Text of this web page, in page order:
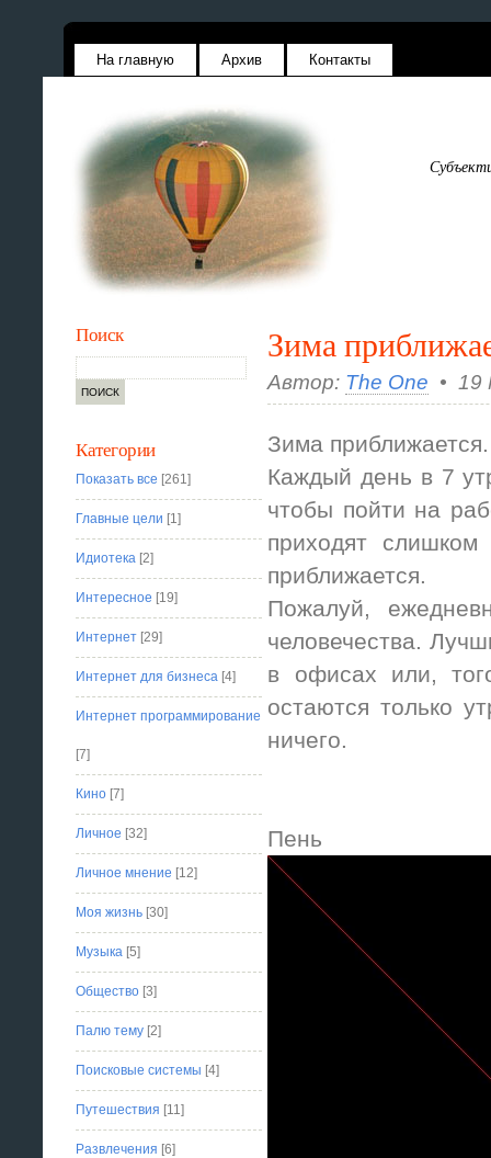
На главную Архив Контакты
Зима
Автор: The One • 19
Зима
Каждый день в 7
чтобы пойти на
приходят
приближается.
Пожалуй,
человечества.
в офисах или,
остаются только
ничего.
Пень
Поиск
Категории
Показать все [261]
Главные цели [1]
Идиотека [2]
Интересное [19]
Интернет [29]
Интернет для бизнеса [4]
Интернет программирование
[7]
Кино [7]
Личное [32]
Личное мнение [12]
Моя жизнь [30]
Музыка [5]
Общество [3]
Палю тему [2]
Поисковые системы [4]
Путешествия [11]
Развлечения [6]